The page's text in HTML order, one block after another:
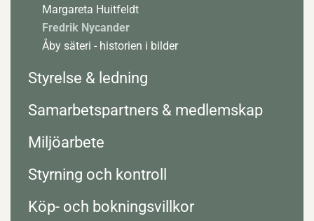
Margareta Huitfeldt
Fredrik Nycander
Åby säteri - historien i bilder
Styrelse & ledning
Samarbetspartners & medlemskap
Miljöarbete
Styrning och kontroll
Köp- och bokningsvillkor